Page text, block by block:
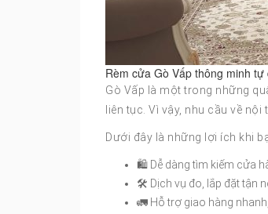
Rèm cửa Gò Vấp thông minh
Gò Vấp là một trong những
liên tục. Vì vậy, nhu cầu về
Dưới đây là những lợi ích khi
🛍️ Dễ dàng tìm kiếm cửa
🛠️ Dịch vụ đo, lắp đặt tận
🚛 Hỗ trợ giao hàng